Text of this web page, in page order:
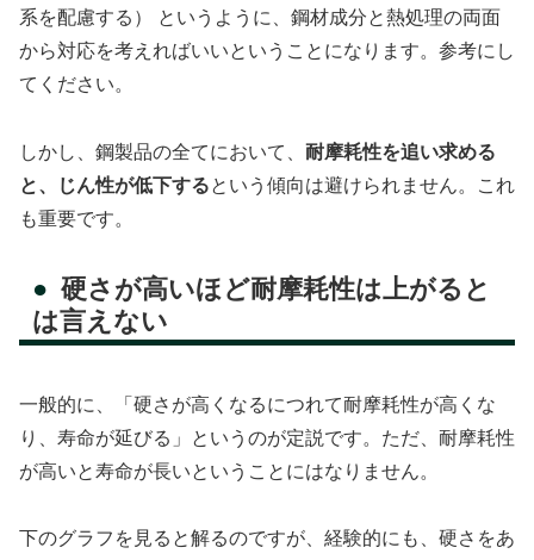
系を配慮する） というように、鋼材成分と熱処理の両面
から対応を考えればいいということになります。参考にし
てください。
しかし、鋼製品の全てにおいて、 耐摩耗性を追い求める
と、じん性が低下するという傾向は避けられません。これ
も重要です。
硬さが高いほど耐摩耗性は上がると
は言えない
一般的に、「硬さが高くなるにつれて耐摩耗性が高くな
り、寿命が延びる」というのが定説です。ただ、耐摩耗性
が高いと寿命が長いということにはなりません。
下のグラフを見ると解るのですが、経験的にも、硬さをあ